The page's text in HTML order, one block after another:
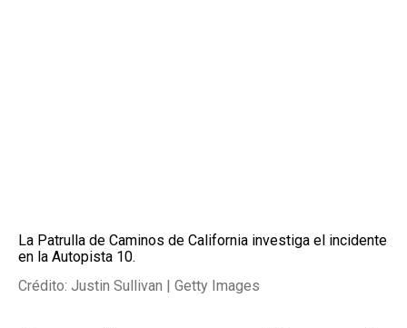
La Patrulla de Caminos de California investiga el incidente
en la Autopista 10.
Crédito: Justin Sullivan | Getty Images